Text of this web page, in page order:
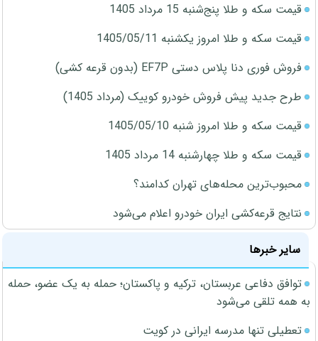
قیمت سکه و طلا پنج‌شنبه 15 مرداد 1405
قیمت سکه و طلا امروز یکشنبه 1405/05/11
فروش فوری دنا پلاس دستی EF7P (بدون قرعه کشی)
طرح جدید پیش فروش خودرو کوییک (مرداد 1405)
قیمت سکه و طلا امروز شنبه 1405/05/10
قیمت سکه و طلا چهارشنبه 14 مرداد 1405
محبوب‌ترین محله‌های تهران کدامند؟
نتایج قرعه‌کشی ایران خودرو اعلام می‌شود
سایر خبرها
توافق دفاعی عربستان، ترکیه و پاکستان؛ حمله به یک عضو، حمله
به همه تلقی می‌شود
تعطیلی تنها مدرسه ایرانی در کویت